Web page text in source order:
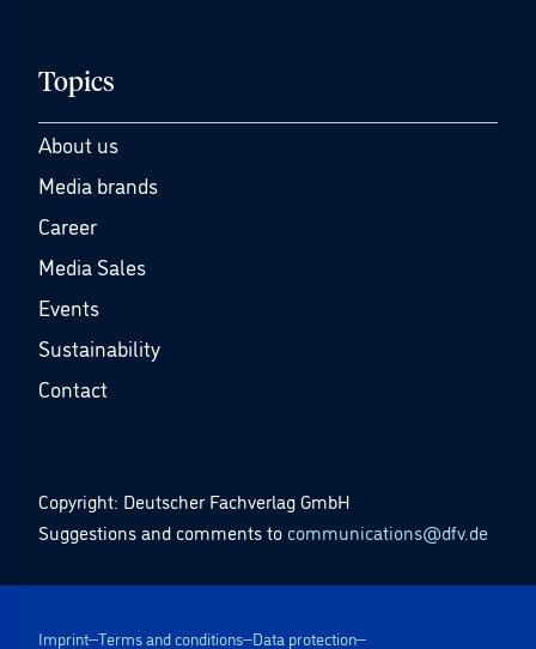
Topics
About us
Media brands
Career
Media Sales
Events
Sustainability
Contact
Copyright: Deutscher Fachverlag GmbH
Suggestions and comments to communications@dfv.de
Imprint Terms and conditions Data protection